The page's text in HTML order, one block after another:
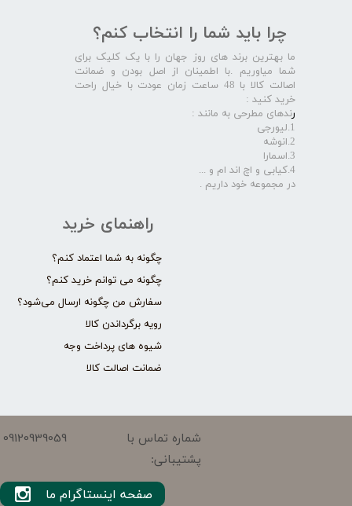
راهنمای خرید
چگونه به شما اعتماد کنم؟
چگونه می توانم خرید کنم؟
سفارش من چگونه ارسال می‌شود؟
رویه برگرداندن کالا
شیوه های پرداخت وجه
ضمانت اصالت کالا
چرا باید شما را انتخاب کنم؟
ما بهترین برند های روز جهان را با یک کلیک برای
شما میاوریم .با اطمینان از اصل بودن و ضمانت
اصالت کالا با 48 ساعت زمان عودت با خیال راحت
خرید کنید :
رندهای مطرحی به مانند :
1.لیورجی
2.انوشه
3.اسمارا
4.کیابی و اچ اند ام و ...
در مجموعه خود داریم .​​​​​​​
شماره تماس با
پشتیبانی:
09120939059
صفحه اینستاگرام ما